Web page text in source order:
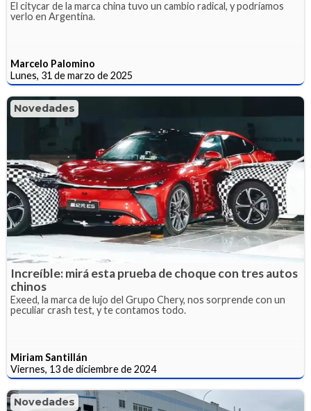
El citycar de la marca china tuvo un cambio radical, y podríamos
verlo en Argentina.
Marcelo Palomino
Lunes, 31 de marzo de 2025
Novedades
Increíble: mirá esta prueba de choque con tres autos
chinos
Exeed, la marca de lujo del Grupo Chery, nos sorprende con un
peculiar crash test, y te contamos todo.
Miriam Santillán
Viernes, 13 de diciembre de 2024
Novedades